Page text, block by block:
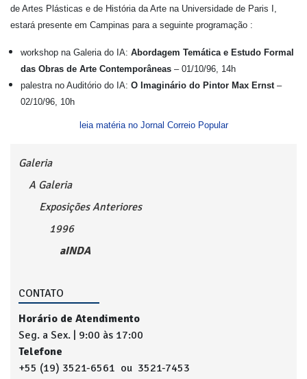
de Artes Plásticas e de História da Arte na Universidade de Paris I,
estará presente em Campinas para a seguinte programação :
workshop na Galeria do IA: Abordagem Temática e Estudo Formal
das Obras de Arte Contemporâneas – 01/10/96, 14h
palestra no Auditório do IA: O Imaginário do Pintor Max Ernst –
02/10/96, 10h
leia matéria no Jornal Correio Popular
Galeria
A Galeria
Exposições Anteriores
1996
aINDA
CONTATO
Horário de Atendimento
Seg. a Sex. | 9:00 às 17:00
Telefone
+55 (19) 3521-6561 ou 3521-7453